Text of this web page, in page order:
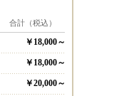
合計（税込）
￥18,000～
￥18,000～
￥20,000～